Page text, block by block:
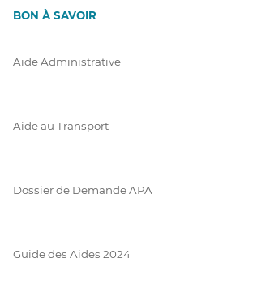
BON À SAVOIR
Aide Administrative
Aide au Transport
Dossier de Demande APA
Guide des Aides 2024